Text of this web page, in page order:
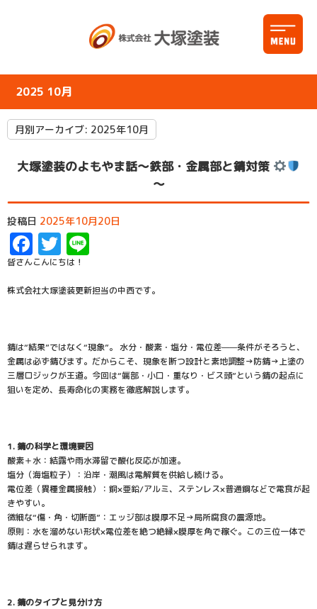
2025 10月
月別アーカイブ: 2025年10月
大塚塗装のよもやま話～鉄部・金属部と錆対策
～
投稿日 2025年10月20日
Facebook
Twitter
皆さんこんにちは！
株式会社大塚塗装更新担当の中西です。
錆は“結果”ではなく“現象”。 水分・酸素・塩分・電位差——条件がそろうと、
金属は必ず錆びます。だからこそ、現象を断つ設計と素地調整→防錆→上塗の
三層ロジックが王道。今回は“端部・小口・重なり・ビス頭”という錆の起点に
狙いを定め、長寿命化の実務を徹底解説します。
1. 錆の科学と環境要因
酸素＋水：結露や雨水滞留で酸化反応が加速。
塩分（海塩粒子）：沿岸・潮風は電解質を供給し続ける。
電位差（異種金属接触）：銅×亜鉛/アルミ、ステンレス×普通鋼などで電食が起
きやすい。
微細な“傷・角・切断面”：エッジ部は膜厚不足→局所腐食の震源地。
原則：水を溜めない形状×電位差を絶つ絶縁×膜厚を角で稼ぐ。この三位一体で
錆は遅らせられます。
2. 錆のタイプと見分け方